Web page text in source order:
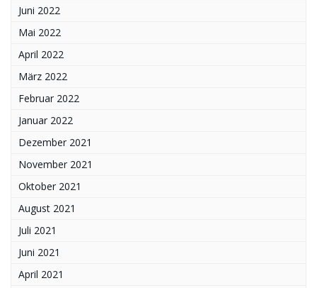
Juni 2022
Mai 2022
April 2022
März 2022
Februar 2022
Januar 2022
Dezember 2021
November 2021
Oktober 2021
August 2021
Juli 2021
Juni 2021
April 2021